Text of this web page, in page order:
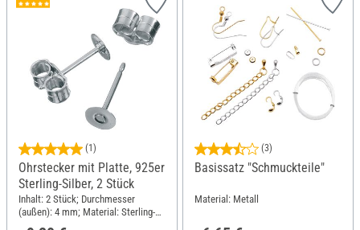
(1)
Ohrstecker mit Platte, 925er
Sterling-Silber, 2 Stück
Inhalt: 2 Stück; Durchmesser
(außen): 4 mm; Material: Sterling-
Silber
(3)
Basissatz "Schmuckteile"
Material: Metall